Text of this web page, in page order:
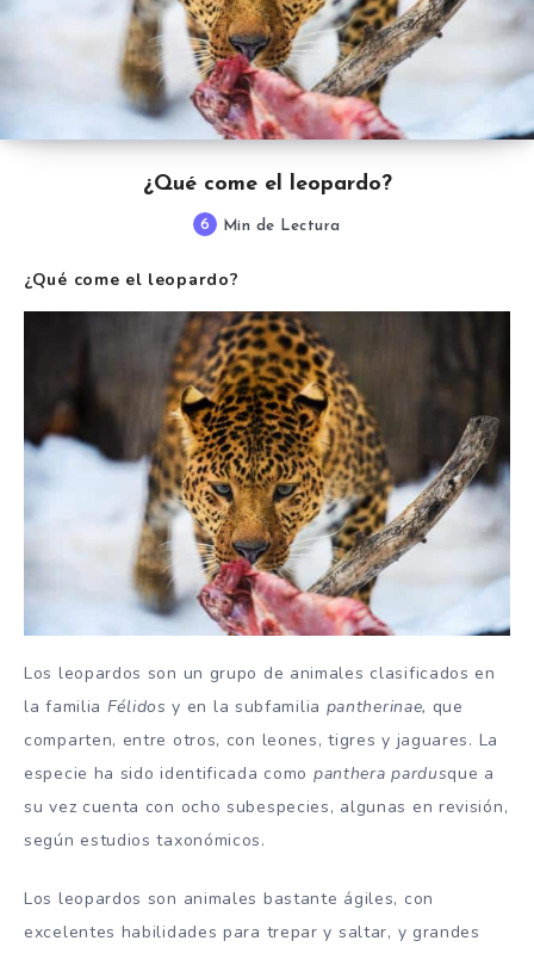
¿Qué come el leopardo?
6 Min de Lectura
¿Qué come el leopardo?
Los leopardos son un grupo de animales clasificados en
la familia Félidos y en la subfamilia pantherinae, que
comparten, entre otros, con leones, tigres y jaguares. La
especie ha sido identificada como panthera pardusque a
su vez cuenta con ocho subespecies, algunas en revisión,
según estudios taxonómicos.
Los leopardos son animales bastante ágiles, con
excelentes habilidades para trepar y saltar, y grandes